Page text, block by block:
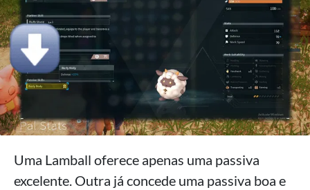
Uma Lamball oferece apenas uma passiva
excelente. Outra já concede uma passiva boa e